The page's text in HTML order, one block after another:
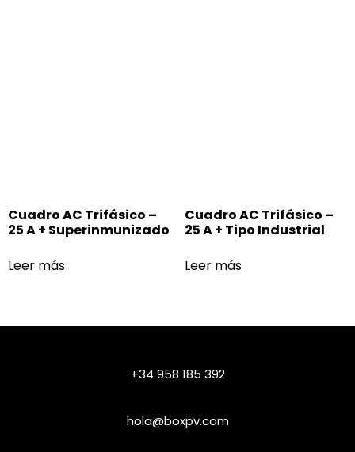
Cuadro AC Trifásico –
25 A + Superinmunizado
Leer más
Cuadro AC Trifásico –
25 A + Tipo Industrial
Leer más
+34 958 185 392
hola@boxpv.com